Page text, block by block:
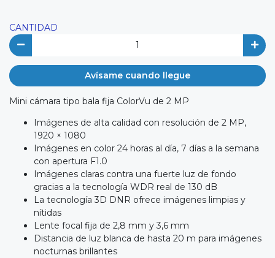
CANTIDAD
Avísame cuando llegue
Mini cámara tipo bala fija ColorVu de 2 MP
Imágenes de alta calidad con resolución de 2 MP,
1920 × 1080
Imágenes en color 24 horas al día, 7 días a la semana
con apertura F1.0
Imágenes claras contra una fuerte luz de fondo
gracias a la tecnología WDR real de 130 dB
La tecnología 3D DNR ofrece imágenes limpias y
nítidas
Lente focal fija de 2,8 mm y 3,6 mm
Distancia de luz blanca de hasta 20 m para imágenes
nocturnas brillantes